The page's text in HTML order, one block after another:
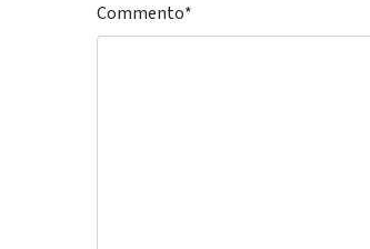
Commento*